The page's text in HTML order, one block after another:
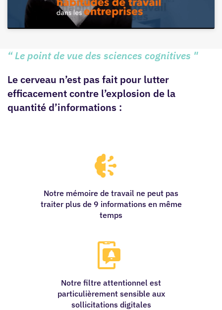
“ Le point de vue des sciences cognitives "
Le cerveau n’est pas fait pour lutter
efficacement contre l’explosion de la
quantité d’informations :
Notre mémoire de travail ne peut pas
traiter plus de 9 informations en même
temps
Notre filtre attentionnel est
particulièrement sensible aux
sollicitations digitales